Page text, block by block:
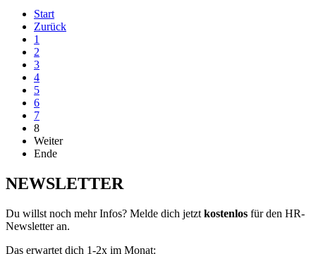
Start
Zurück
1
2
3
4
5
6
7
8
Weiter
Ende
NEWSLETTER
Du willst noch mehr Infos? Melde dich jetzt kostenlos für den HR-
Newsletter an.
Das erwartet dich 1-2x im Monat: